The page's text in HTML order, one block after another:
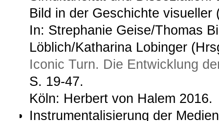
Bild in der Geschichte visueller
In: Strephanie Geise/Thomas
Löblich/Katharina Lobinger
Iconic Turn. Die Entwicklung
S. 19-47.
Köln: Herbert von Halem 2016.
Instrumentalisierung der